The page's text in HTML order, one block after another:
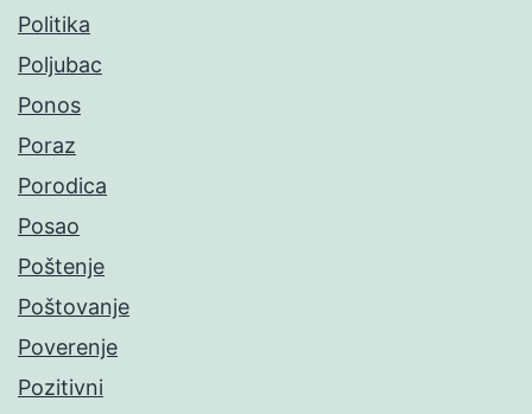
Politika
Poljubac
Ponos
Poraz
Porodica
Posao
Poštenje
Poštovanje
Poverenje
Pozitivni